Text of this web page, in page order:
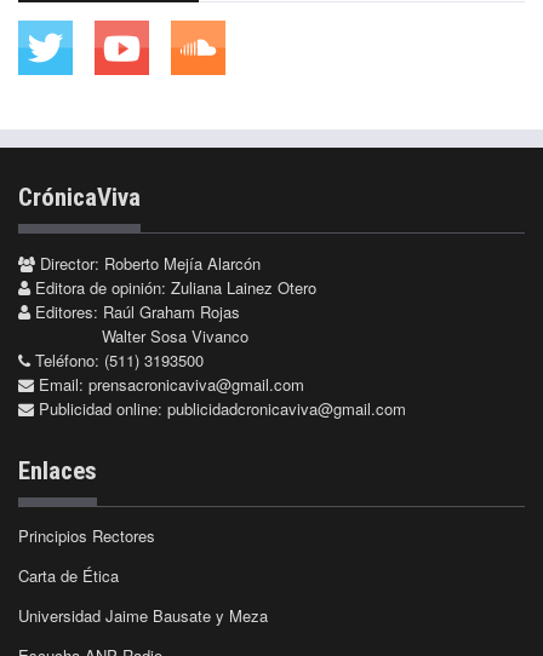
CrónicaViva
Director: Roberto Mejía Alarcón
Editora de opinión: Zuliana Lainez Otero
Editores: Raúl Graham Rojas
Walter Sosa Vivanco
Teléfono: (511) 3193500
Email: prensacronicaviva@gmail.com
Publicidad online: publicidadcronicaviva@gmail.com
Enlaces
Principios Rectores
Carta de Ética
Universidad Jaime Bausate y Meza